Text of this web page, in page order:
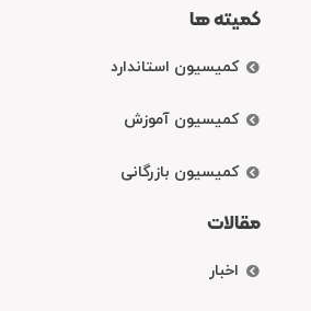
کمیته ها
کمیسیون استاندارد
کمیسیون آموزش
کمیسیون بازرگانی
مقالات
اخبار